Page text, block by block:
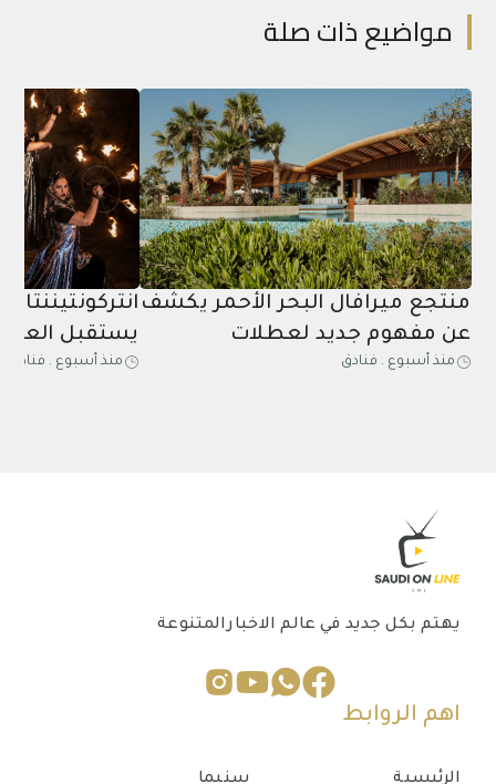
مواضيع ذات صلة
منتجع ميرافال البحر الأحمر يكشف
عن مفهوم جديد لعطلات
الاستشفاء الصيفية الشاملة
منذ أسبوع . فنادق
يستقبل
بالعروض
منذ أسبوع . فنادق
يهتم بكل جديد في عالم الاخبارالمتنوعة
اهم الروابط
الرئيسية سنيما